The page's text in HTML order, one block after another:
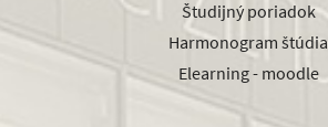
Študijný poriadok
Harmonogram štúdia
Elearning - moodle